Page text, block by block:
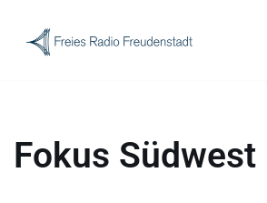
Zum
Fokus Südwest